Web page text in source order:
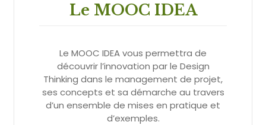
Le MOOC IDEA
Le MOOC IDEA vous permettra de
découvrir l’innovation par le Design
Thinking dans le management de projet,
ses concepts et sa démarche au travers
d’un ensemble de mises en pratique et
d’exemples.